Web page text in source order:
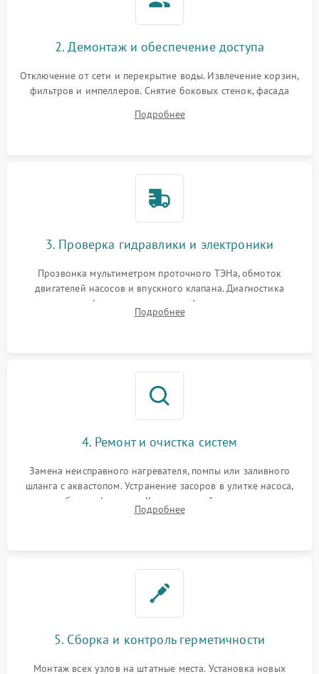
2. Демонтаж и обеспечение доступа
Отключение от сети и перекрытие воды. Извлечение корзин,
фильтров и импеллеров. Снятие боковых стенок, фасада
циркуляционному насосу, ТЭНу и сливной помпе.
Подробнее
3. Проверка гидравлики и электроники
Прозвонка мультиметром проточного ТЭНа, обмоток
двигателей насосов и впускного клапана. Диагностика
прессостата (датчика уровня воды), датчика мутности,
концевика дверцы и электронного модуля управления.
Подробнее
4. Ремонт и очистка систем
Замена неисправного нагревателя, помпы или заливного
шланга с аквастопом. Устранение засоров в улитке насоса,
патрубках и фильтрах. Компонентный ремонт платы
управления, восстановление поврежденной проводки.
Подробнее
5. Сборка и контроль герметичности
Монтаж всех узлов на штатные места. Установка новых